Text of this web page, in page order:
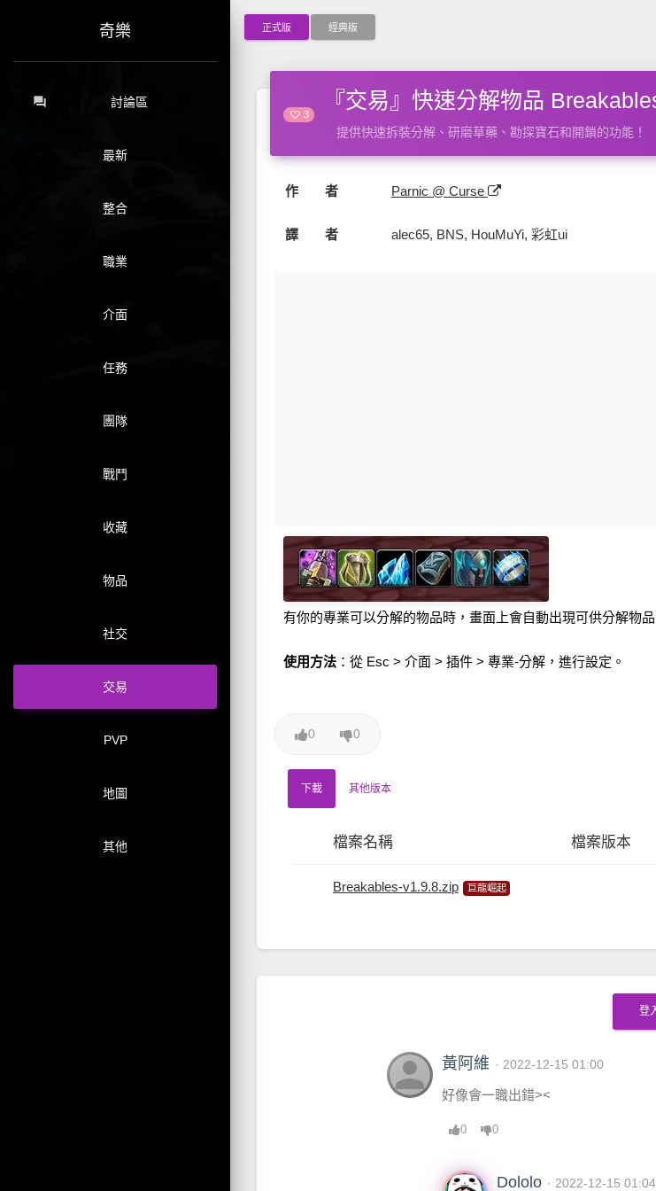
奇樂
forum 討論區
最新
整合
職業
介面
任務
團隊
戰鬥
收藏
物品
社交
交易
PVP
地圖
其他
正式版 經典版
3
『交易』快速分解物品
提供快速拆裝分解、研磨草藥、勘探寶石和開鎖的功能！
作 者 Parnic @ Curse
譯 者 alec65, BNS, HouMuYi, 彩虹ui
有你的專業可以分解的物品時，畫面上會自動出現可供分解物
使用方法 ：從 Esc > 介面 > 插件 > 專業-分解，進行設定。
0 0
下載 其他版本
檔案名稱 檔案版本
Breakables-v1.9.8.zip 巨龍崛起
登
person 黃阿維 · 2022-12-15 01:00
好像會一職出錯><
0 0
Dololo · 2022-12-15 01:04